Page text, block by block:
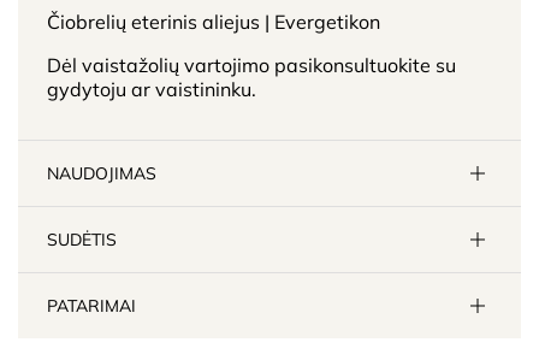
Čiobrelių eterinis aliejus | Evergetikon
Dėl vaistažolių vartojimo pasikonsultuokite su
gydytoju ar vaistininku.
NAUDOJIMAS
SUDĖTIS
PATARIMAI